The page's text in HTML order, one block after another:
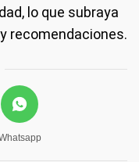
lo que subraya
recomendaciones.